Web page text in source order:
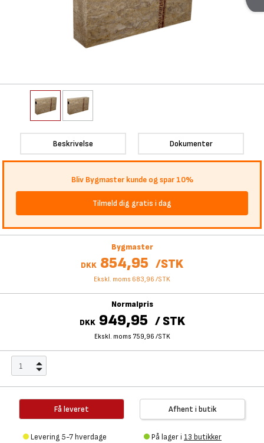
Beskrivelse Dokumenter
Bliv Bygmaster kunde og spar 10%
Tilmeld dig gratis i dag
Bygmaster
DKK 854,95 /STK
Ekskl. moms 683,96 /STK
Normalpris
DKK 949,95 / STK
Ekskl. moms 759,96 /STK
Få leveret
Levering 5-7 hverdage
Afhent i butik
På lager i 13 butikker